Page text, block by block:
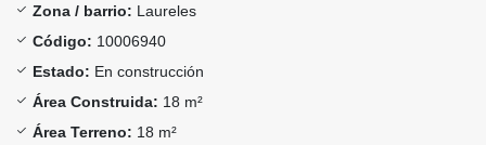
Zona / barrio: Laureles
Código: 10006940
Estado: En construcción
Área Construida: 18 m²
Área Terreno: 18 m²